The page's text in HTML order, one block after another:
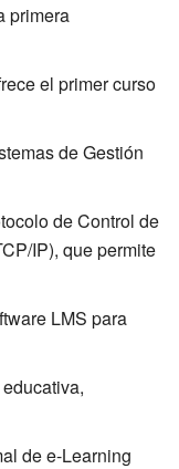
primera
el primer curso
de Gestión
de Control de
IP), que permite
LMS para
de e-Learning